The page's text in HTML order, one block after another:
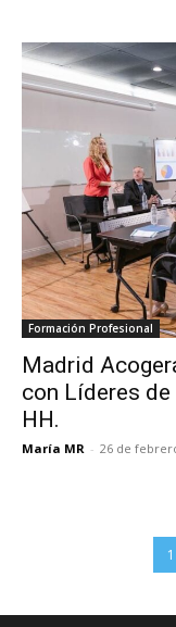
Formación Profesional
Madrid
con Líderes
HH.
María MR - 26 de
1